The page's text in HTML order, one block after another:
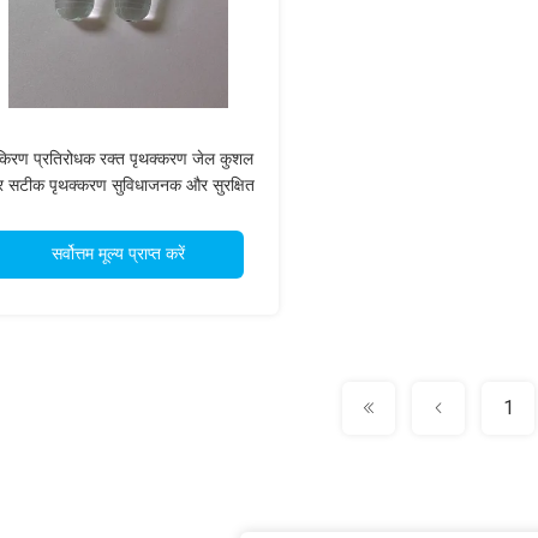
प्रतिरोधक रक्त पृथक्करण जेल कुशल
सटीक पृथक्करण सुविधाजनक और सुरक्षित
सर्वोत्तम मूल्य प्राप्त करें
1